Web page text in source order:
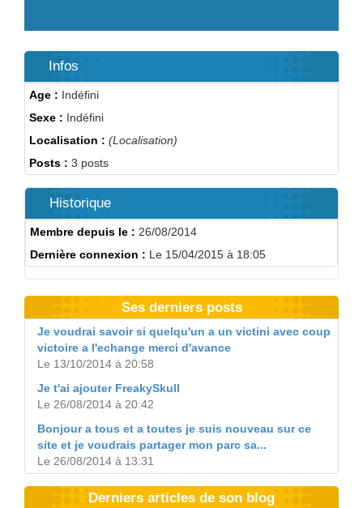
Infos
Age : Indéfini
Sexe : Indéfini
Localisation : (Localisation)
Posts : 3 posts
Historique
Membre depuis le : 26/08/2014
Dernière connexion : Le 15/04/2015 à 18:05
Ses derniers posts
Je voudrai savoir si quelqu'un a un victini avec coup
victoire a l'echange merci d'avance
Le 13/10/2014 à 20:58
Je t'ai ajouter FreakySkull
Le 26/08/2014 à 20:42
Bonjour a tous et a toutes je suis nouveau sur ce
site et je voudrais partager mon parc sa...
Le 26/08/2014 à 13:31
Derniers articles de son blog